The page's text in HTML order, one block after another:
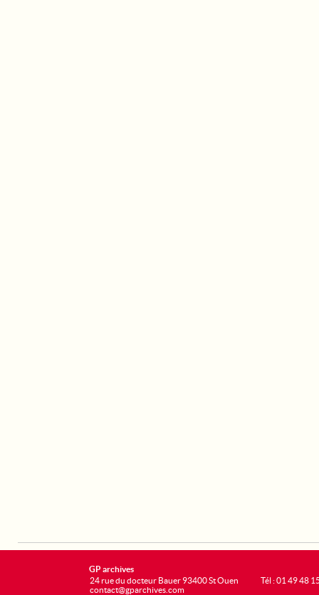
GP archives
24 rue du docteur Bauer 93400 St Ouen
contact@gparchives.com
Tél : 01 49 48